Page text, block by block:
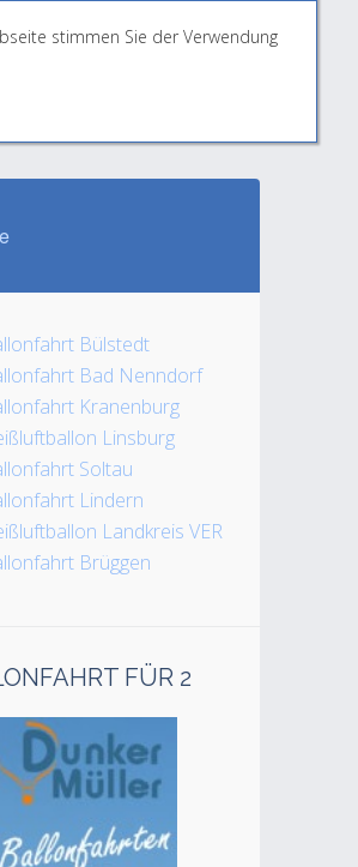
stimmen Sie der Verwendung
Bülstedt
Bad Nenndorf
Kranenburg
Linsburg
Soltau
Lindern
Landkreis VER
Brüggen
FÜR 2